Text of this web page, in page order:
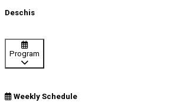
Deschis
Program
Weekly Schedule